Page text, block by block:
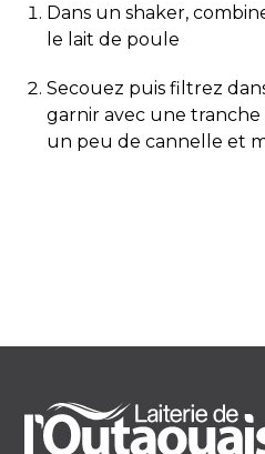
Dans un shaker,
le lait de poule
Secouez puis filtrez
garnir avec une tranche
un peu de cannelle et